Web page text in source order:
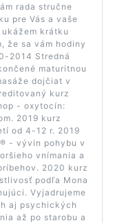
rada stručne
pre Vás a vaše
krátku
že sa vám hodiny
2014 Stredná
maturitnou
dojčiat v
kurz
- oxytocín:
2019 kurz
od 4-12 r. 2019
- vývin pohybu v
vnímania a
2020 kurz
podľa Mona
Vyjadrujeme
aj psychických
až po starobu a